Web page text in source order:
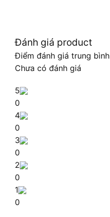
Đánh giá product
Điểm đánh giá trung bình
Chưa có đánh giá
5
0
4
0
3
0
2
0
1
0